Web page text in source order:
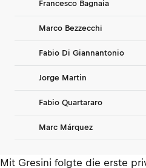
Francesco Bagnaia
Marco Bezzecchi
Fabio Di Giannantonio
Jorge Martin
Fabio Quartararo
Marc Márquez
Mit Gresini folgte die erste